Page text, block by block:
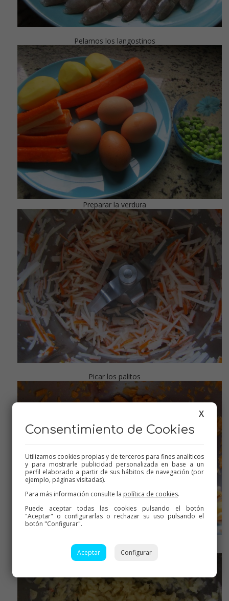
Pelamos los langostinos
Preparar la verdura
Picar los palitos
Zanahoria
X
Consentimiento de Cookies
Utilizamos cookies propias y de terceros para fines analíticos
y para mostrarle publicidad personalizada en base a un
perfil elaborado a partir de sus hábitos de navegación (por
ejemplo, páginas visitadas).
Para más información consulte la política de cookies.
Puede aceptar todas las cookies pulsando el botón
"Aceptar" o configurarlas o rechazar su uso pulsando el
botón "Configurar".
Aceptar Configurar